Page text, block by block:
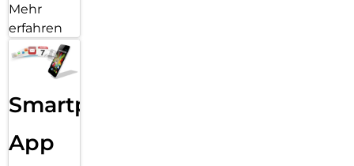
Mehr
erfahren
Smartphone
App